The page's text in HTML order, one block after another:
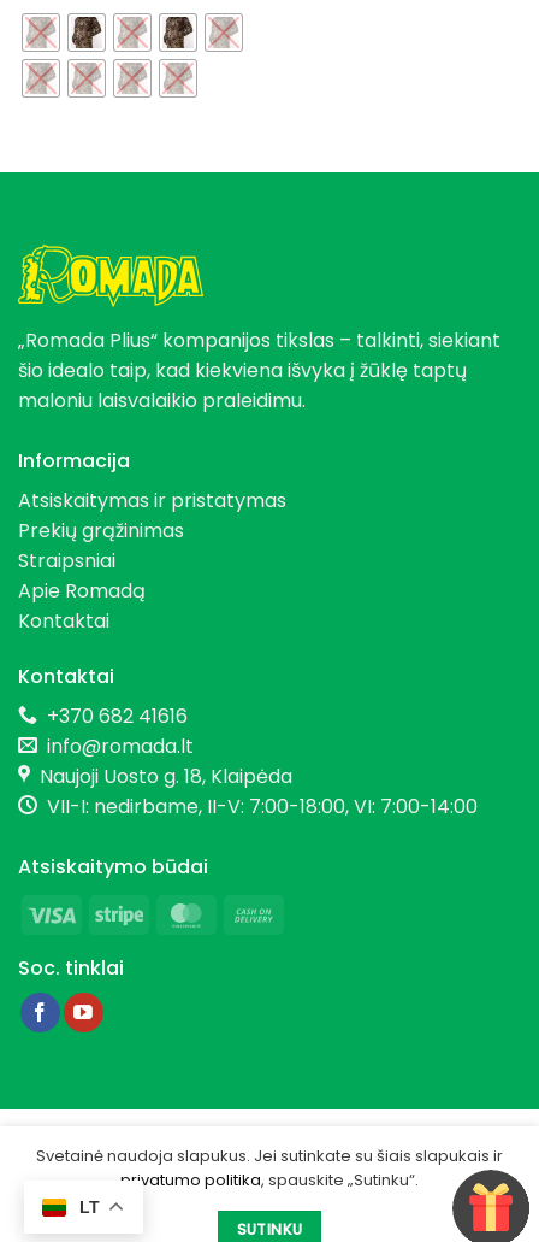
579,89 €.449,95 €.
„Romada Plius“ kompanijos tikslas – talkinti, siekiant
šio idealo taip, kad kiekviena išvyka į žūklę taptų
maloniu laisvalaikio praleidimu.
Informacija
Atsiskaitymas ir pristatymas
Prekių grąžinimas
Straipsniai
Apie Romadą
Kontaktai
Kontaktai
+370 682 41616
info@romada.lt
Naujoji Uosto g. 18, Klaipėda
VII-I: nedirbame, II-V: 7:00-18:00, VI: 7:00-14:00
Atsiskaitymo būdai
Visa
Stripe MasterCard
Soc. tinklai
Privatumo politika
Sukurta -IGSME.COM
LT
Svetainė naudoja slapukus. Jei sutinkate su šiais slapukais ir
privatumo politika, spauskite „Sutinku“.
SUTINKU